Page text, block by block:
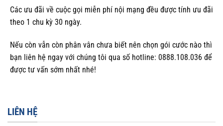
Các ưu đãi về cuộc gọi miễn phí nội mạng đều được tính ưu đãi
theo 1 chu kỳ 30 ngày.
Nếu còn vẫn còn phân vân chưa biết nên chọn gói cước nào thì
bạn liên hệ ngay với chúng tôi qua số hotline: 0888.108.036 để
được tư vấn sớm nhất nhé!
LIÊN HỆ